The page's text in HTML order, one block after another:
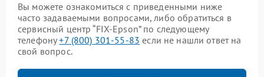
Вы можете ознакомиться с приведенными ниже
часто задаваемыми вопросами, либо обратиться в
сервисный центр “FIX-Epson” по следующему
телефону+7 (800) 301-55-83 если не нашли ответ на
свой вопрос.